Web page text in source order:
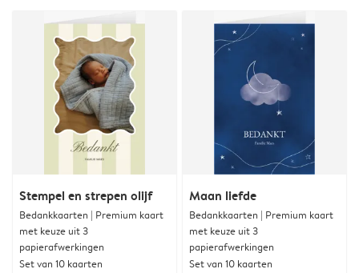
Stempel en strepen olijf
Bedankkaarten | Premium kaart
met keuze uit 3
papierafwerkingen
Set van 10 kaarten
Maan liefde
Bedankkaarten | Premium kaart
met keuze uit 3
papierafwerkingen
Set van 10 kaarten